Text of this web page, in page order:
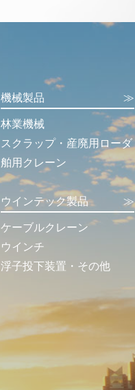
機械製品 ≫
林業機械
スクラップ・産廃用ローダ
舶用クレーン
ウインテック製品 ≫
ケーブルクレーン
ウインチ
浮子投下装置・その他